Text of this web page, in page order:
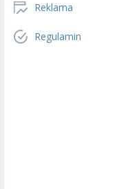
Reklama
Regulamin